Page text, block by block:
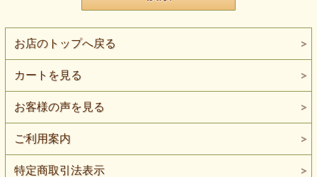
お店のトップへ戻る
カートを見る
お客様の声を見る
ご利用案内
特定商取引法表示